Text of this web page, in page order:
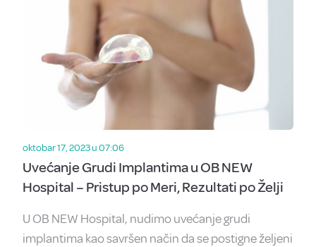
oktobar 17, 2023 u 07:06
Uvećanje Grudi Implantima u OB NEW
Hospital – Pristup po Meri, Rezultati po Želji
U OB NEW Hospital, nudimo uvećanje grudi
implantima kao savršen način da se postigne željeni